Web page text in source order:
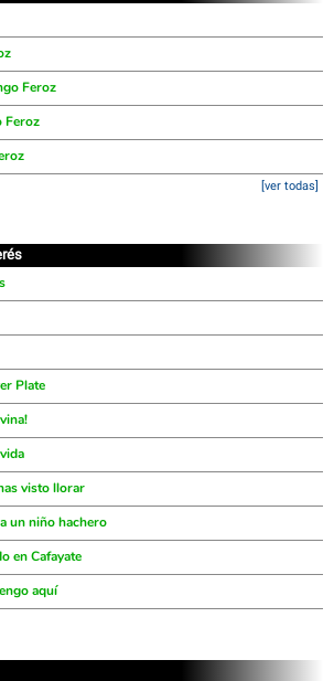
Feroz
Feroz
[ver todas]
Plate
visto llorar
un niño hachero
en Cafayate
aquí